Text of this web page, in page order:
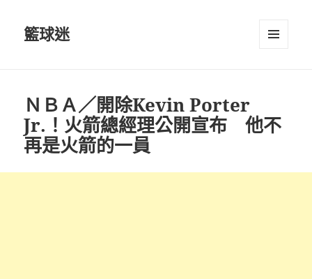
籃球迷
ＮＢＡ／開除Kevin Porter
Jr.！火箭總經理公開宣布 他不
再是火箭的一員